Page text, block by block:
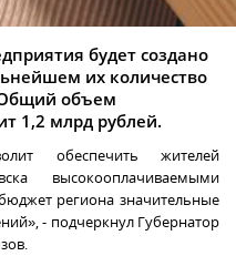
будет создано
их количество
Общий объем
1,2 млрд рублей.
обеспечить жителей
высокооплачиваемыми
региона значительные
- подчеркнул Губернатор